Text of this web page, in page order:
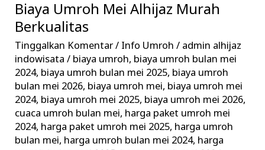
Biaya Umroh Mei Alhijaz Murah
Berkualitas
Tinggalkan Komentar/ Info Umroh / admin alhijaz
indowisata/ biaya umroh, biaya umroh bulan mei
2024, biaya umroh bulan mei 2025, biaya umroh
bulan mei 2026, biaya umroh mei, biaya umroh mei
2024, biaya umroh mei 2025, biaya umroh mei 2026,
cuaca umroh bulan mei, harga paket umroh mei
2024, harga paket umroh mei 2025, harga umroh
bulan mei, harga umroh bulan mei 2024, harga
Biaya
Umroh
Mei
Alhijaz
Murah
Berkualitas